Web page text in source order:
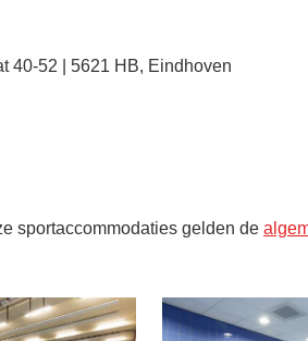
40-52 | 5621 HB, Eindhoven
sportaccommodaties gelden de